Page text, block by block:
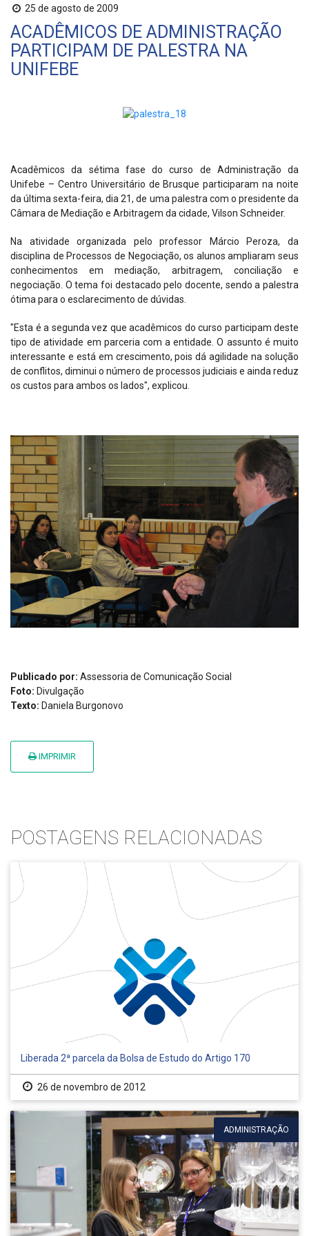
25 de agosto de 2009
ACADÊMICOS DE ADMINISTRAÇÃO
PARTICIPAM DE PALESTRA NA
UNIFEBE
Acadêmicos da sétima fase do curso de Administração da
Unifebe – Centro Universitário de Brusque participaram na noite
da última sexta-feira, dia 21, de uma palestra com o presidente da
Câmara de Mediação e Arbitragem da cidade, Vilson Schneider.
Na atividade organizada pelo professor Márcio Peroza, da
disciplina de Processos de Negociação, os alunos ampliaram seus
conhecimentos em mediação, arbitragem, conciliação e
negociação. O tema foi destacado pelo docente, sendo a palestra
ótima para o esclarecimento de dúvidas.
"Esta é a segunda vez que acadêmicos do curso participam deste
tipo de atividade em parceria com a entidade. O assunto é muito
interessante e está em crescimento, pois dá agilidade na solução
de conflitos, diminui o número de processos judiciais e ainda reduz
os custos para ambos os lados", explicou.
Publicado por: Assessoria de Comunicação Social
Foto: Divulgação
Texto: Daniela Burgonovo
IMPRIMIR
POSTAGENS RELACIONADAS
Liberada 2ª parcela da Bolsa de Estudo do Artigo 170
26 de novembro de 2012
ADMINISTRAÇÃO